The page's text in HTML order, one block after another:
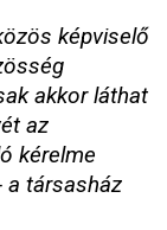
képviselő
akkor láthat
az
kérelme
a társasház